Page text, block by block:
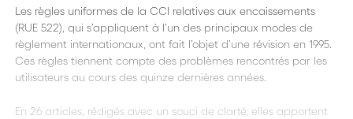
Les règles uniformes de la CCI relatives aux encaissements
(RUE 522), qui s’appliquent à l’un des principaux modes de
règlement internationaux, ont fait l’objet d’une révision en 1995.
Ces règles tiennent compte des problèmes rencontrés par les
utilisateurs au cours des quinze dernières années.
En 26 articles, rédigés avec un souci de clarté, elles apportent